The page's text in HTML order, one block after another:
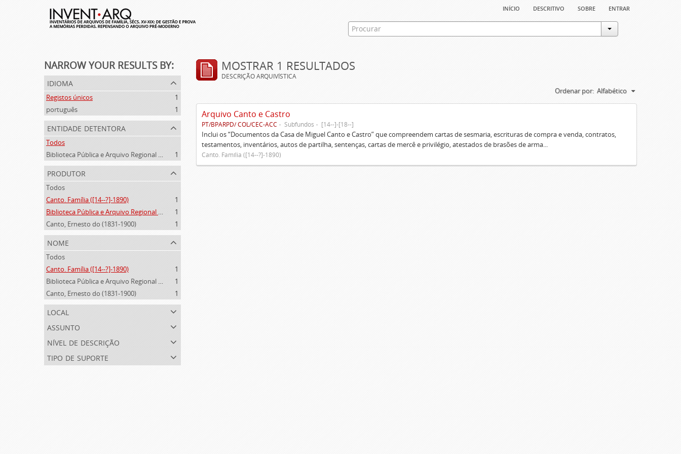
início descritivo sobre entrar
NARROW YOUR RESULTS BY:
idioma
Registos únicos
1
português
1
entidade detentora
Todos
Biblioteca Pública e Arquivo Regional de Ponta Delgada
1
produtor
Todos
Canto. Família ([14--?]-1890)
1
Biblioteca Pública e Arquivo Regional de Ponta Delgada (1841- )
1
Canto, Ernesto do (1831-1900)
1
nome
Todos
Canto. Família ([14--?]-1890)
1
Biblioteca Pública e Arquivo Regional de Ponta Delgada (1841- )
1
Canto, Ernesto do (1831-1900)
1
local
assunto
nível de descrição
tipo de suporte
MOSTRAR 1 RESULTADOS
DESCRIÇÃO ARQUIVÍSTICA
Ordenar por: Alfabético
Arquivo Canto e Castro
PT/BPARPD/ COL/CEC-ACC Subfundos [14--]-[18--]
Inclui os “Documentos da Casa de Miguel Canto e Castro” que compreendem cartas de sesmaria, escrituras de compra e venda, contratos,
testamentos, inventários, autos de partilha, sentenças, cartas de mercê e privilégio, atestados de brasões de arma...
Canto. Família ([14--?]-1890)